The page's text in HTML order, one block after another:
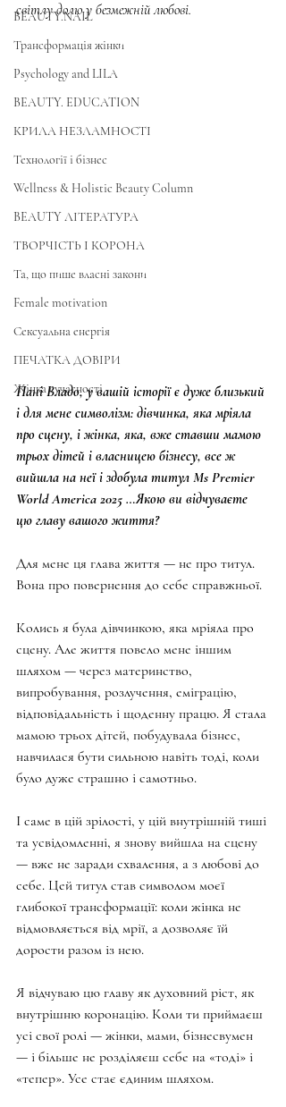
BEAUTY.NAIL
Трансформація жінки
Psychology and LILA
BEAUTY. EDUCATION
КРИЛА НЕЗЛАМНОСТІ
Технології і бізнес
Wellness & Holistic Beauty Column
BEAUTY ЛІТЕРАТУРА
ТВОРЧІСТЬ І КОРОНА
Та, що пише власні закони
Female motivation
Сексуальна енергія
ПЕЧАТКА ДОВІРИ
Жінка сучасності
світлу долю у безмежній любові.
Пані Владо, у вашій історії є дуже близький
і для мене символізм: дівчинка, яка мріяла
про сцену, і жінка, яка, вже ставши мамою
трьох дітей і власницею бізнесу, все ж
вийшла на неї і здобула титул Ms Premier
World America 2025 …Якою ви відчуваєте
цю главу вашого життя?
Для мене ця глава життя — не про титул.
Вона про повернення до себе справжньої.
Колись я була дівчинкою, яка мріяла про
сцену. Але життя повело мене іншим
шляхом — через материнство,
випробування, розлучення, еміграцію,
відповідальність і щоденну працю. Я стала
мамою трьох дітей, побудувала бізнес,
навчилася бути сильною навіть тоді, коли
було дуже страшно і самотньо.
І саме в цій зрілості, у цій внутрішній тиші
та усвідомленні, я знову вийшла на сцену
— вже не заради схвалення, а з любові до
себе. Цей титул став символом моєї
глибокої трансформації: коли жінка не
відмовляється від мрії, а дозволяє їй
дорости разом із нею.
Я відчуваю цю главу як духовний ріст, як
внутрішню коронацію. Коли ти приймаєш
усі свої ролі — жінки, мами, бізнесвумен
— і більше не розділяєш себе на «тоді» і
«тепер». Усе стає єдиним шляхом.